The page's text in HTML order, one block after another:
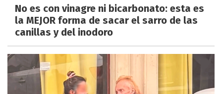
No es con vinagre ni bicarbonato: esta es
la MEJOR forma de sacar el sarro de las
canillas y del inodoro